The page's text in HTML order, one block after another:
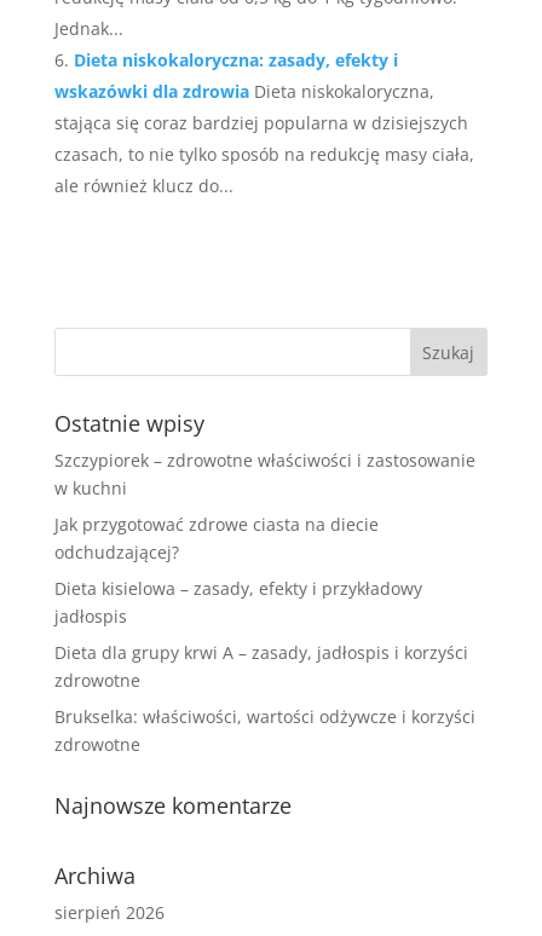
Jednak...
Dieta niskokaloryczna: zasady, efekty i
wskazówki dla zdrowia Dieta niskokaloryczna,
stająca się coraz bardziej popularna w dzisiejszych
czasach, to nie tylko sposób na redukcję masy ciała,
ale również klucz do...
Ostatnie wpisy
Szczypiorek – zdrowotne właściwości i zastosowanie
w kuchni
Jak przygotować zdrowe ciasta na diecie
odchudzającej?
Dieta kisielowa – zasady, efekty i przykładowy
jadłospis
Dieta dla grupy krwi A – zasady, jadłospis i korzyści
zdrowotne
Brukselka: właściwości, wartości odżywcze i korzyści
zdrowotne
Najnowsze komentarze
Archiwa
sierpień 2026